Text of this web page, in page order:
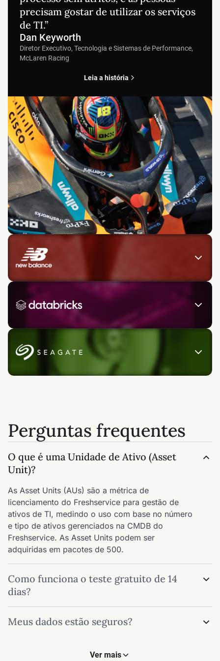
precisam gostar de utilizar os serviços
de TI.”
Dan Keyworth
Diretor Executivo, Tecnologia e Sistemas de Performance,
McLaren Racing
Leia a história
Perguntas frequentes
O que é uma Unidade de Ativo (Asset
Unit)?
As Asset Units (AUs) são a métrica de
licenciamento do Freshservice para gestão de
ativos de TI, medindo o uso com base no número
e tipo de ativos gerenciados na CMDB do
Freshservice. As Asset Units podem ser
adquiridas em pacotes de 500.
Como funciona o teste gratuito de 14
dias?
irrestrito a todos os recursos disponíveis no
Meus dados estão seguros?
estão hospedados em um data center de classe
Ver mais